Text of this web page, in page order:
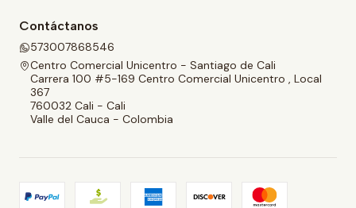
Contáctanos
573007868546
Centro Comercial Unicentro - Santiago de Cali
Carrera 100 #5-169 Centro Comercial Unicentro , Local
367
760032 Cali - Cali
Valle del Cauca - Colombia